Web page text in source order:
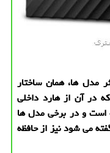
مدل ها، همان ساختار
در آن از هارد داخلی
است و در برخی مدل ها
می شود نیز از حافظه